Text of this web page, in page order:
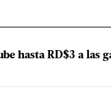
hasta RD$3 a las